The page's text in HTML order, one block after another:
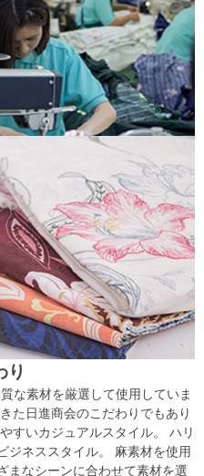
り
な素材を厳選して使用していま
た日進商会のこだわりでもあり
すいカジュアルスタイル。 ハリ
ジネススタイル。 麻素材を使用
まなシーンに合わせて素材を選